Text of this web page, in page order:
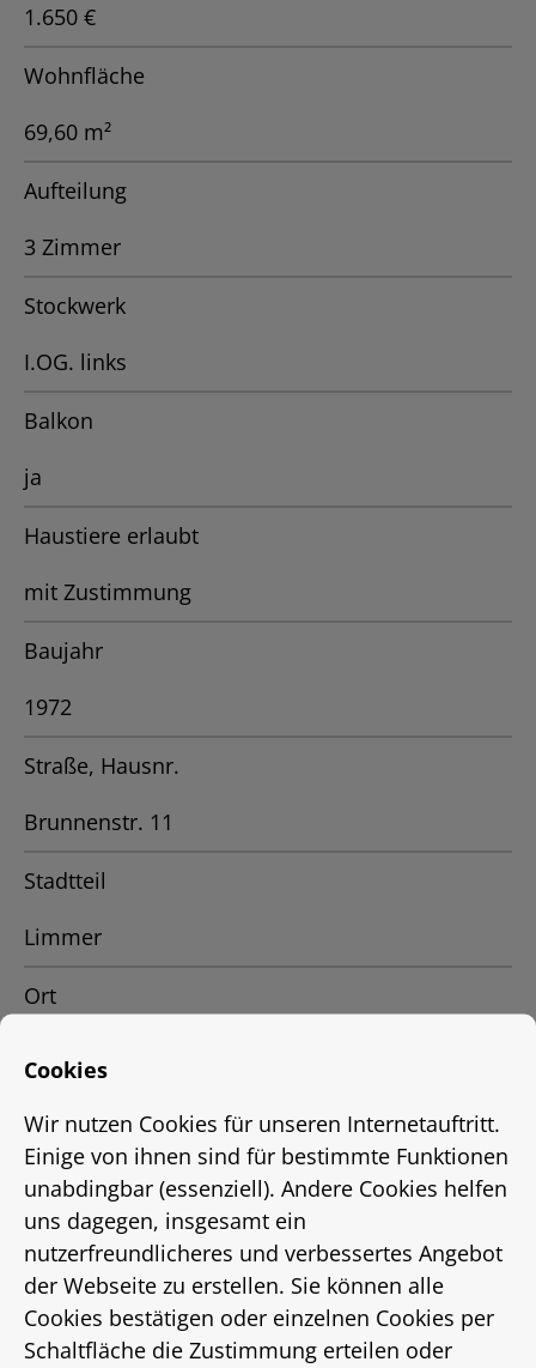
1.650 €
Wohnfläche
69,60 m²
Aufteilung
3 Zimmer
Stockwerk
I.OG. links
Balkon
ja
Haustiere erlaubt
mit Zustimmung
Baujahr
1972
Straße, Hausnr.
Brunnenstr. 11
Stadtteil
Limmer
Ort
Status
vermietet
Energieausweis
EnEV 2009
Energieausweistyp
Cookies
Wir nutzen Cookies für unseren Internetauftritt.
Einige von ihnen sind für bestimmte Funktionen
unabdingbar (essenziell). Andere Cookies helfen
uns dagegen, insgesamt ein
nutzerfreundlicheres und verbessertes Angebot
der Webseite zu erstellen. Sie können alle
Cookies bestätigen oder einzelnen Cookies per
Schaltfläche die Zustimmung erteilen oder